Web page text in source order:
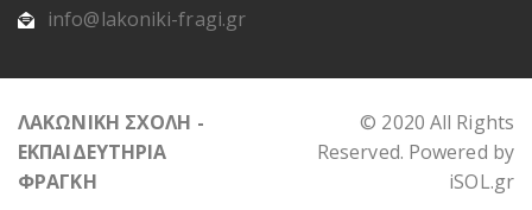
info@lakoniki-fragi.gr
ΛΑΚΩΝΙΚΗ ΣΧΟΛΗ -
ΕΚΠΑΙΔΕΥΤΗΡΙΑ
ΦΡΑΓΚΗ
© 2020 All Rights
Reserved. Powered by
iSOL.gr